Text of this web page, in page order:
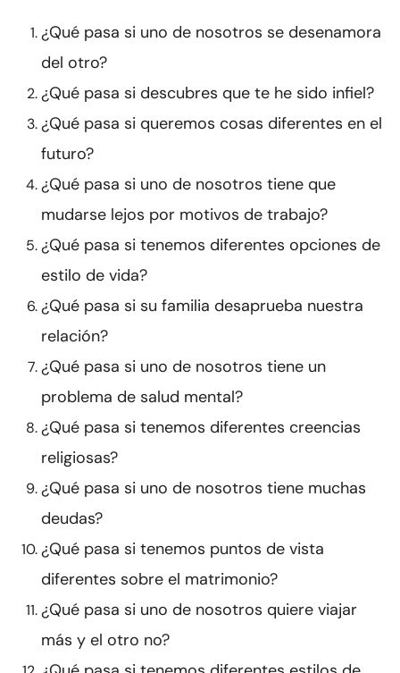
¿Qué pasa si uno de nosotros se desenamora
del otro?
¿Qué pasa si descubres que te he sido infiel?
¿Qué pasa si queremos cosas diferentes en el
futuro?
¿Qué pasa si uno de nosotros tiene que
mudarse lejos por motivos de trabajo?
¿Qué pasa si tenemos diferentes opciones de
estilo de vida?
¿Qué pasa si su familia desaprueba nuestra
relación?
¿Qué pasa si uno de nosotros tiene un
problema de salud mental?
¿Qué pasa si tenemos diferentes creencias
religiosas?
¿Qué pasa si uno de nosotros tiene muchas
deudas?
¿Qué pasa si tenemos puntos de vista
diferentes sobre el matrimonio?
¿Qué pasa si uno de nosotros quiere viajar
más y el otro no?